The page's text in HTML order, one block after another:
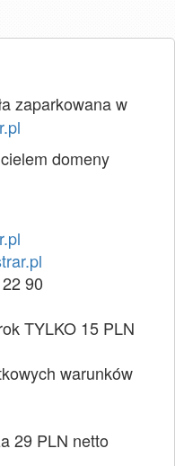
zaparkowana w
domeny
90
TYLKO 15 PLN
warunków
29 PLN netto